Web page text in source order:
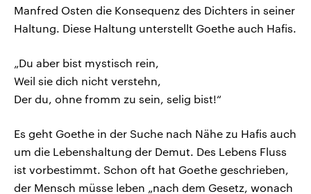
Manfred Osten die Konsequenz des Dichters in seiner
Haltung. Diese Haltung unterstellt Goethe auch Hafis.
„Du aber bist mystisch rein,
Weil sie dich nicht verstehn,
Der du, ohne fromm zu sein, selig bist!“
Es geht Goethe in der Suche nach Nähe zu Hafis auch
um die Lebenshaltung der Demut. Des Lebens Fluss
ist vorbestimmt. Schon oft hat Goethe geschrieben,
der Mensch müsse leben „nach dem Gesetz, wonach